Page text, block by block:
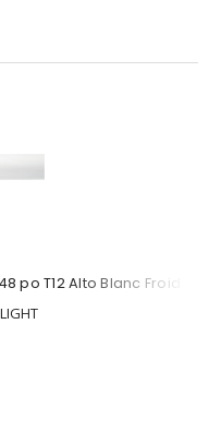
po T12 Alto Blanc Froid